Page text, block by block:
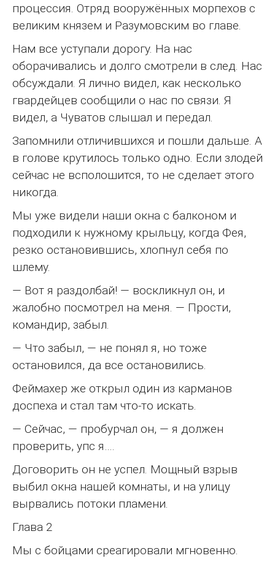
процессия. Отряд вооружённых морпехов с
великим князем и Разумовским во главе.
Нам все уступали дорогу. На нас
оборачивались и долго смотрели в след. Нас
обсуждали. Я лично видел, как несколько
гвардейцев сообщили о нас по связи. Я
видел, а Чуватов слышал и передал.
Запомнили отличившихся и пошли дальше. А
в голове крутилось только одно. Если злодей
сейчас не всполошится, то не сделает этого
никогда.
Мы уже видели наши окна с балконом и
подходили к нужному крыльцу, когда Фея,
резко остановившись, хлопнул себя по
шлему.
— Вот я раздолбай! — воскликнул он, и
жалобно посмотрел на меня. — Прости,
командир, забыл.
— Что забыл, — не понял я, но тоже
остановился, да все остановились.
Феймахер же открыл один из карманов
доспеха и стал там что-то искать.
— Сейчас, — пробурчал он, — я должен
проверить, упс я….
Договорить он не успел. Мощный взрыв
выбил окна нашей комнаты, и на улицу
вырвались потоки пламени.
Глава 2
Мы с бойцами среагировали мгновенно.